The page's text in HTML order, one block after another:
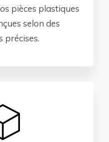
pièces plastiques
selon des
précises.